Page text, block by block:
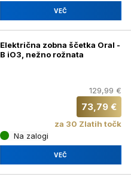
VEČ
Električna zobna ščetka Oral -
B iO3, nežno rožnata
129,99 €
73,79 €
za 30 Zlatih točk
Na zalogi
VEČ